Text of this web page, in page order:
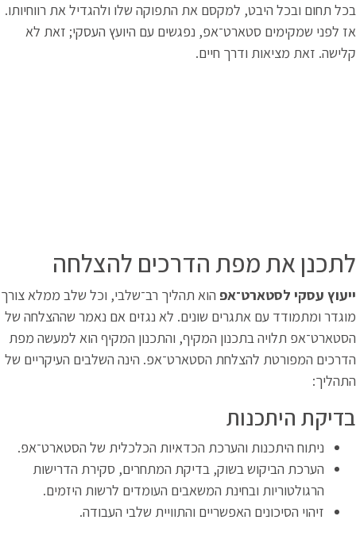
בכל תחום ובכל היבט, למקסם את התפוקה שלו ולהגדיל את רווחיותו.
אז לפני שמקימים סטארט־אפ, נפגשים עם היועץ העסקי; זאת לא
קלישה. זאת מציאות ודרך חיים.
לתכנן את מפת הדרכים להצלחה
ייעוץ עסקי לסטארט־אפ הוא תהליך רב־שלבי, וכל שלב ממלא צורך
מוגדר ומתמודד עם אתגרים שונים. לא נגזים אם נאמר שההצלחה של
הסטארט־אפ תלויה בתכנון המקיף, והתכנון המקיף הוא למעשה מפת
הדרכים המפורטת להצלחת הסטארט־אפ. הינה השלבים העיקריים של
התהליך:
בדיקת היתכנות
ניתוח היתכנות והערכת הכדאיות הכלכלית של הסטארט־אפ.
הערכת הביקוש בשוק, בדיקת המתחרים, סקירת הדרישות
הרגולטוריות ובחינת המשאבים העומדים לרשות היזמים.
זיהוי הסיכונים האפשריים והתוויית שלבי העבודה.